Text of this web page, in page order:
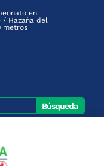
en
/ Hazaña del
metros